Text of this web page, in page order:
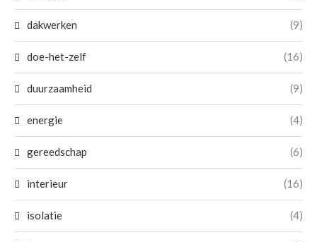
dakwerken (9)
doe-het-zelf (16)
duurzaamheid (9)
energie (4)
gereedschap (6)
interieur (16)
isolatie (4)